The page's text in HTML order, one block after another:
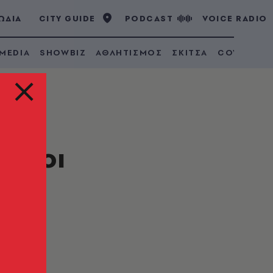
CITY GUIDE PODCAST VOICE RADIO
SHOWBIZ ΑΘΛΗΤΙΣΜΟΣ ΣΚΙΤΣΑ COVID 19
οι